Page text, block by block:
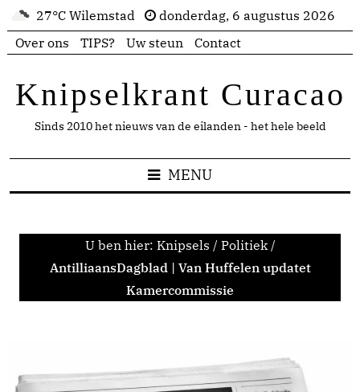
27°C Wilemstad
donderdag, 6 augustus 2026
Over ons
TIPS? Uw steun Contact
Knipselkrant Curacao
Sinds 2010 het nieuws van de eilanden - het hele beeld
MENU
U ben hier: Knipsels / Politiek /
AntilliaansDagblad | Van Huffelen updatet
Kamercommissie